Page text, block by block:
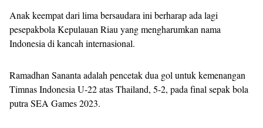
Anak keempat dari lima bersaudara ini berharap ada lagi
pesepakbola Kepulauan Riau yang mengharumkan nama
Indonesia di kancah internasional.
Ramadhan Sananta adalah pencetak dua gol untuk kemenangan
Timnas Indonesia U-22 atas Thailand, 5-2, pada final sepak bola
putra SEA Games 2023.